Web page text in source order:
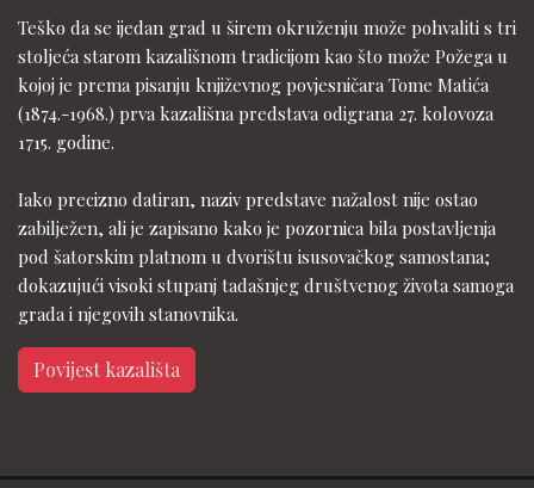
Teško da se ijedan grad u širem okruženju može pohvaliti s tri
stoljeća starom kazališnom tradicijom kao što može Požega u
kojoj je prema pisanju književnog povjesničara Tome Matića
(1874.-1968.) prva kazališna predstava odigrana 27. kolovoza
1715. godine.
Iako precizno datiran, naziv predstave nažalost nije ostao
zabilježen, ali je zapisano kako je pozornica bila postavljenja
pod šatorskim platnom u dvorištu isusovačkog samostana;
dokazujući visoki stupanj tadašnjeg društvenog života samoga
grada i njegovih stanovnika.
Povijest kazališta